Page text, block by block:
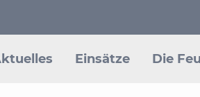
Einsätze Die